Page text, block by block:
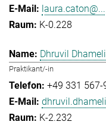
laura.caton@...
K-0.228
Dhruvil
Praktikant/-in
+49 331 567-
K-2.232